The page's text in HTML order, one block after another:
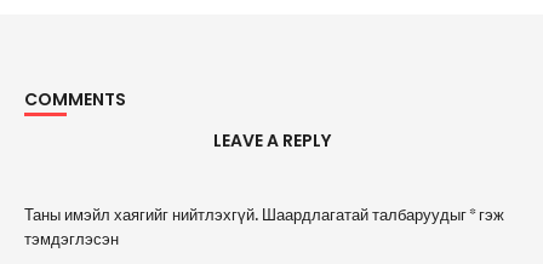
COMMENTS
LEAVE A REPLY
Таны имэйл хаягийг нийтлэхгүй. Шаардлагатай талбаруудыг*гэж
тэмдэглэсэн
A
l